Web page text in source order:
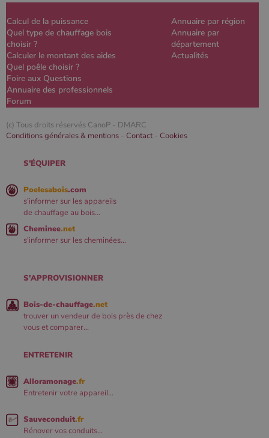
Calcul de la puissance
Quel type de chauffage bois
choisir ?
Calculer le montant des aides
Quel poêle choisir ?
Foire aux Questions
Annuaire des professionnels
Forum
Annuaire par région
Annuaire par
département
Actualités
(c) Tous droits réservés CanoP - DMARC
Conditions générales & mentions - Contact- Cookies
S'ÉQUIPER
Poelesabois.com
s'informer sur les appareils
de chauffage au bois...
Cheminee.net
s'informer sur les cheminées...
S'APPROVISIONNER
Bois-de-chauffage.net
trouver un vendeur de bois près de chez
vous et comparer...
ENTRETENIR
Alloramonage.fr
Entretenir votre appareil...
Sauveconduit.fr
Rénover vos conduits...